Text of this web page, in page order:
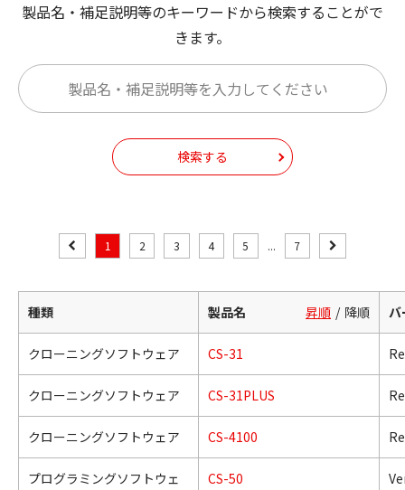
製品名・補足説明等のキーワードから検索することがで
きます。
検索する
1 2 3 4 5 ... 7
種類 製品名 昇順 降順
クローニングソフトウェア CS-31
クローニングソフトウェア CS-31PLUS
クローニングソフトウェア CS-4100
プログラミングソフトウェ
CS-50